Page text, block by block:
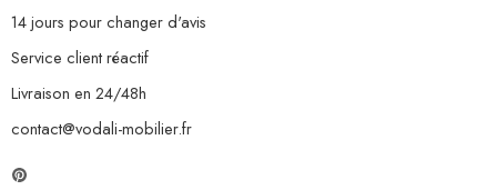
14 jours pour changer d'avis
Service client réactif
Livraison en 24/48h
contact@vodali-mobilier.fr